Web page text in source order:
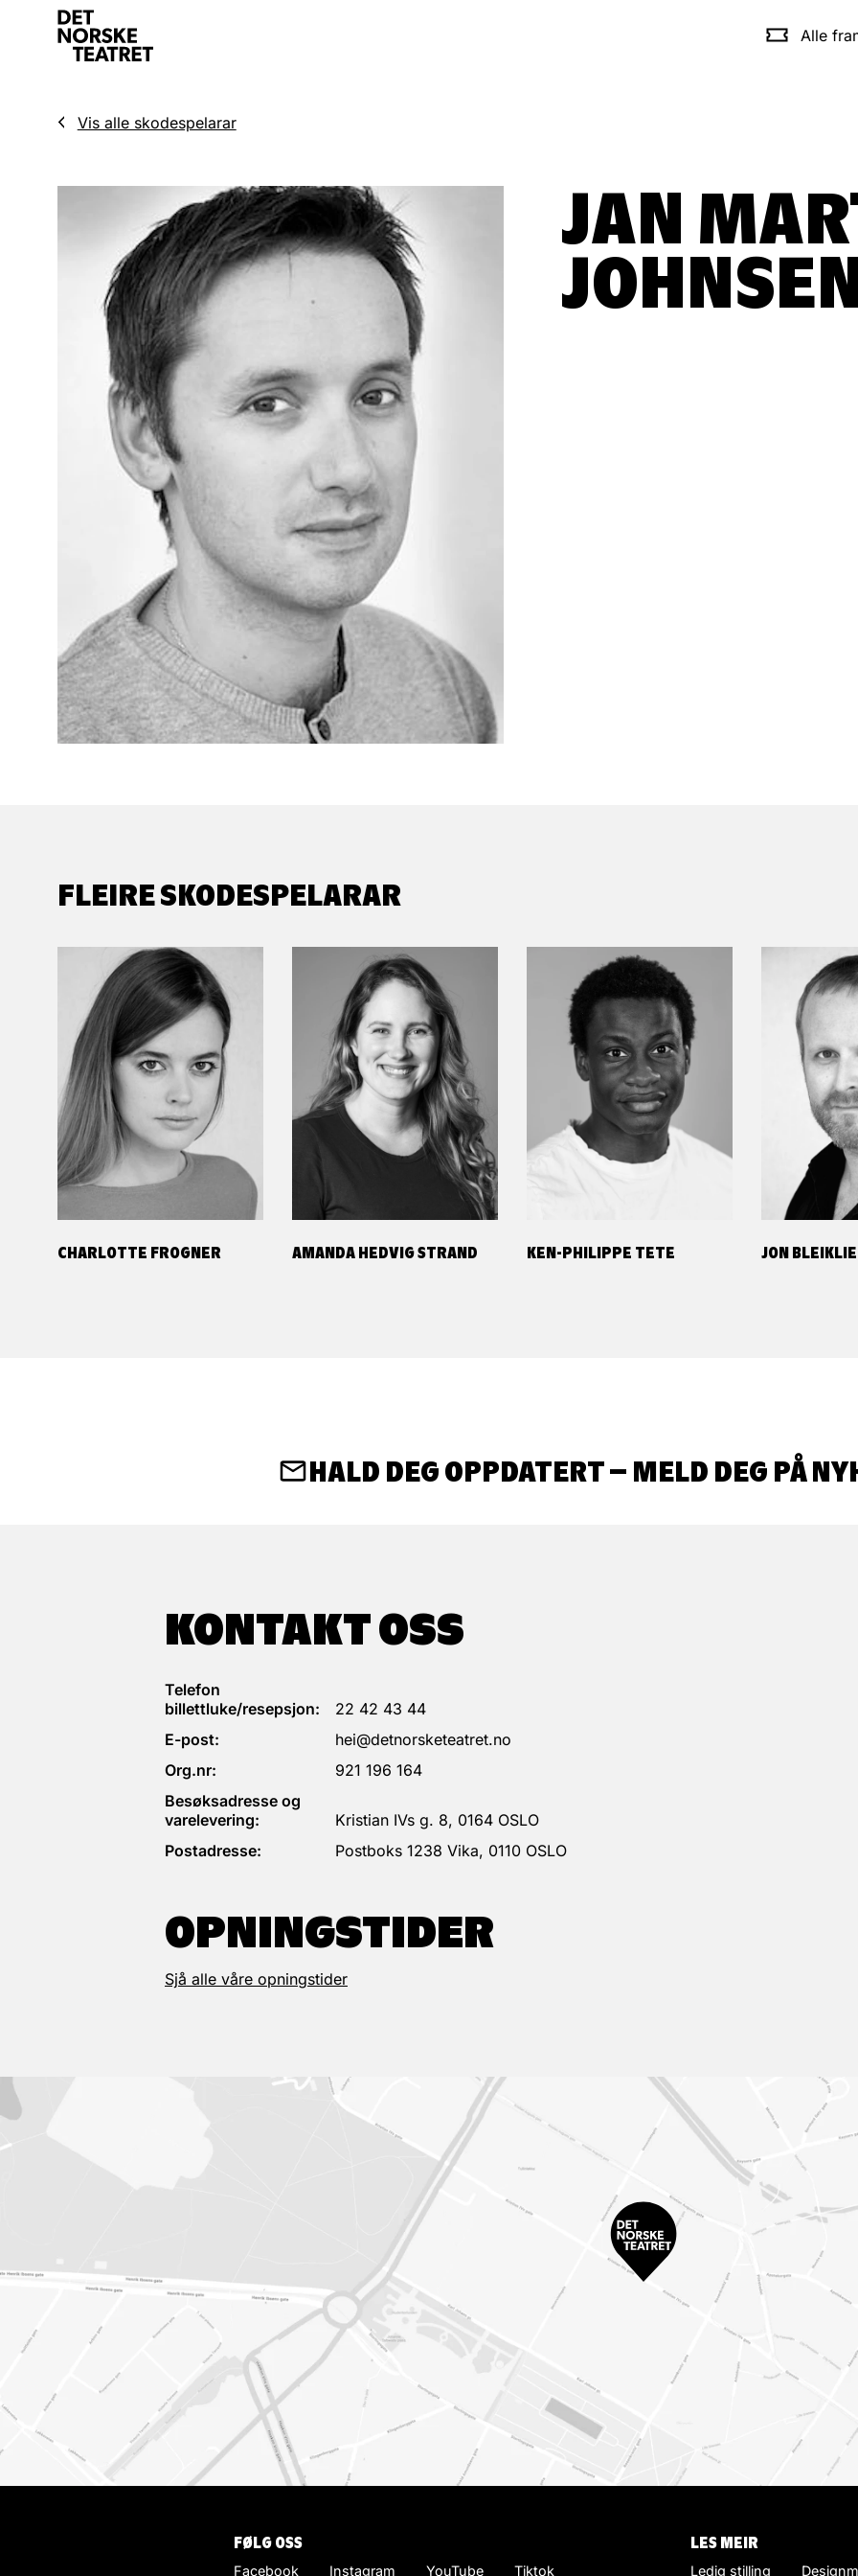
Alle
Vis alle skodespelarar
JAN
FLEIRE SKODESPELARAR
CHARLOTTE FROGNER AMANDA HEDVIG STRAND KEN-PHILIPPE TETE JON
HALD DEG OPPDATERT – MELD DEG PÅ
KONTAKT OSS
Telefon
billettluke/resepsjon:
22 42 43 44
E-post:
hei@detnorsketeatret.no
Org.nr:
921 196 164
Besøksadresse og
varelevering:
Kristian IVs g. 8, 0164 OSLO
Postadresse:
Postboks 1238 Vika, 0110 OSLO
OPNINGSTIDER
Sjå alle våre opningstider
FØLG OSS
Facebook Instagram YouTube Tiktok
LES MEIR
Ledig stilling